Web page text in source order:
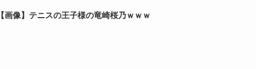
【画像】テニスの王子様の竜崎桜乃ｗｗｗ